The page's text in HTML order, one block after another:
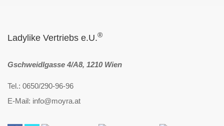
Ladylike Vertriebs e.U.®
Gschweidlgasse 4/A8, 1210 Wien
Tel.: 0650/290-96-96
E-Mail: info@moyra.at